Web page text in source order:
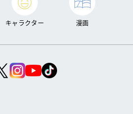
キャラクター 漫画